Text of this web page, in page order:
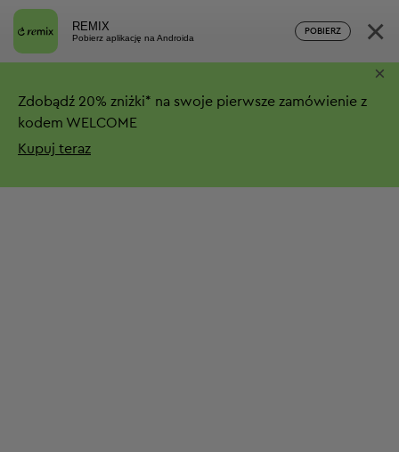
REMIX
Pobierz aplikację na Androida
POBIERZ ×
Zdobądź 20% zniżki* na swoje pierwsze zamówienie z
kodem WELCOME
Kupuj teraz
×